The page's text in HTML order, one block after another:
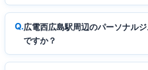
広電西広島駅周辺のパーソナル
ですか？